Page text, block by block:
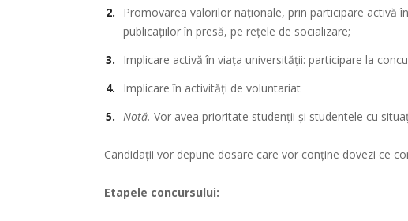
Promovarea valorilor naționale, prin participare activă
publicațiilor în presă, pe rețele de socializare;
Implicare activă în viața universității: participare la
Implicare în activități de voluntariat
Notă. Vor avea prioritate studenții și studentele cu
Candidații vor depune dosare care vor conține dovezi ce
Etapele concursului: